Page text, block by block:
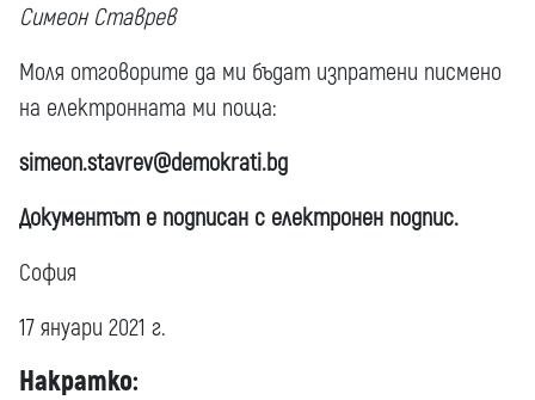
Симеон Ставрев
Моля отговорите да ми бъдат изпратени писмено
на електронната ми поща:
simeon.stavrev@demokrati.bg
Документът е подписан с електронен подпис.
17 януари 2021 г.
Накратко: